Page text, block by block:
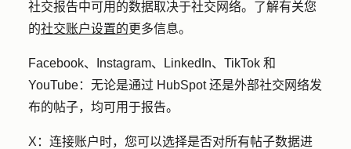
社交报告中可用的数据取决于社交网络。了解有关您
的社交账户设置的更多信息。
Facebook、 Instagram、 LinkedIn、 TikTok 和
YouTube： 无论是通过 HubSpot 还是外部社交网络发
布的帖子，均可用于报告。
X： 连接账户时，您可以选择是否对所有帖子数据进